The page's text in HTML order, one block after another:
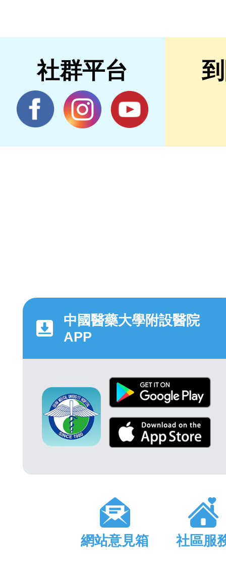
社群平台
中國醫藥大學附設醫院
APP
網站意見箱 社區服